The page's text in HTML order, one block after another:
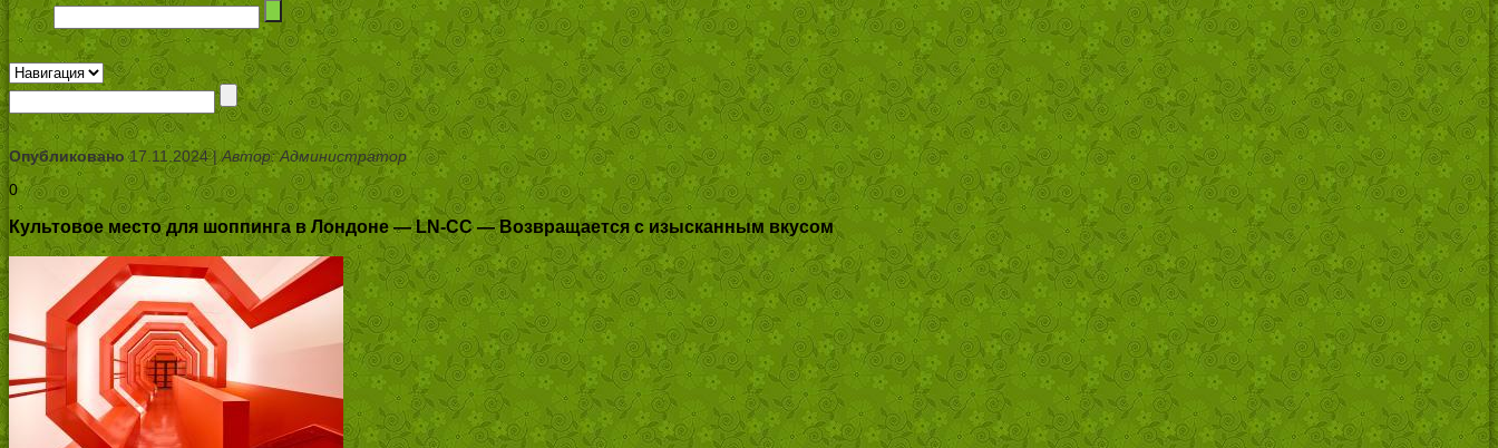
Опубликовано17.11.2024 |Автор: Администратор
0
Культовое место для шоппинга в Лондоне — LN-CC — Возвращается с изысканным вкусом